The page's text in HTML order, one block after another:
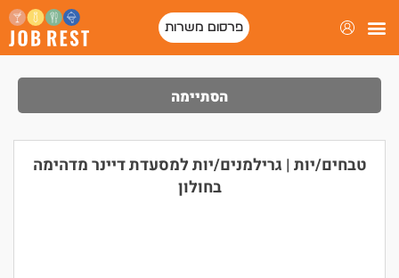
פרסום משרות
הסתיימה
טבחים/יות | גרילמנים/יות למסעדת דיינר מדהימה
בחולון